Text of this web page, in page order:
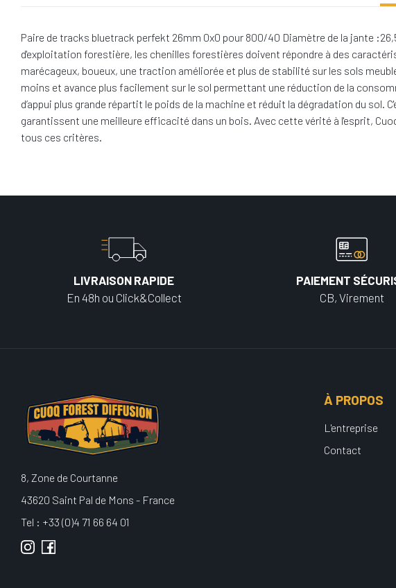
Paire de tracks bluetrack perfekt 26mm 0x0 pour 800/40 Diamètre de la jante
d'exploitation forestière, les chenilles forestières doivent répondre à des
marécageux, boueux, une traction améliorée et plus de stabilité sur les sols
moins et avance plus facilement sur le sol permettant une réduction de la
d’appui plus grande répartit le poids de la machine et réduit la dégradation du
garantissent une meilleure efficacité dans un bois. Avec cette vérité à l'esprit,
tous ces critères.
LIVRAISON RAPIDE
En 48h ou Click&Collect
PAIEMENT
CB, Virement
8, Zone de Courtanne
43620 Saint Pal de Mons - France
Tel : +33 (0)4 71 66 64 01
À PROPOS
L'entreprise
Contact